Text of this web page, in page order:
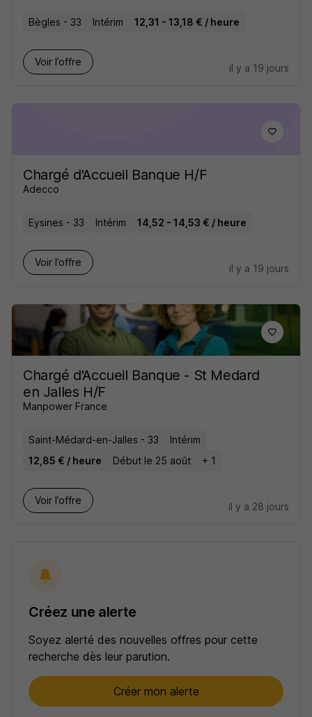
Bègles - 33 Intérim 12,31 - 13,18 € / heure
Voir l’offre
il y a 19 jours
Chargé d'Accueil Banque H/F
Adecco
Eysines - 33 Intérim 14,52 - 14,53 € / heure
Voir l’offre
il y a 19 jours
Chargé d'Accueil Banque - St Medard
en Jalles H/F
Manpower France
Saint-Médard-en-Jalles - 33
Intérim
12,85 € / heure
Début le 25 août + 1
Voir l’offre
il y a 28 jours
Créez une alerte
Soyez alerté des nouvelles offres pour cette
recherche dès leur parution.
Créer mon alerte